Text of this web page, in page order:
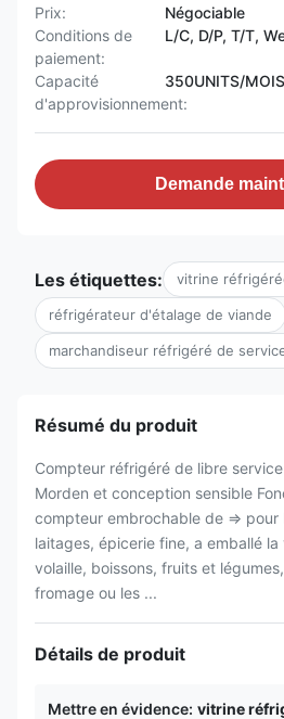
Prix:
Négociable
Conditions de
paiement:
L/C, D/P, T/T,
Capacité
d'approvisionnement:
350UNITS/MOIS
Demande
Les étiquettes: vitrine
réfrigérateur d'étalage de viande
marchandiseur réfrigéré de
Résumé du produit
Compteur réfrigéré de libre
Morden et conception sensible
compteur embrochable de ⇒ pour
laitages, épicerie fine, a emballé
volaille, boissons, fruits et
fromage ou les ...
Détails de produit
Mettre en évidence: vitrine